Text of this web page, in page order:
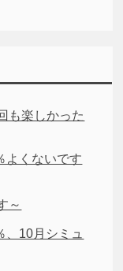
も楽しかった
よくないです
～
10月シミュ